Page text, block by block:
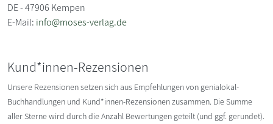
DE - 47906 Kempen
E-Mail: info@moses-verlag.de
Kund*innen-Rezensionen
Unsere Rezensionen setzen sich aus Empfehlungen von genialokal-
Buchhandlungen und Kund*innen-Rezensionen zusammen. Die Summe
aller Sterne wird durch die Anzahl Bewertungen geteilt (und ggf. gerundet).